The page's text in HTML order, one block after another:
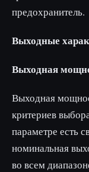
предохранитель.
Выходные
Выходная
Выходная
критериев
параметре есть
номинальная
во всем